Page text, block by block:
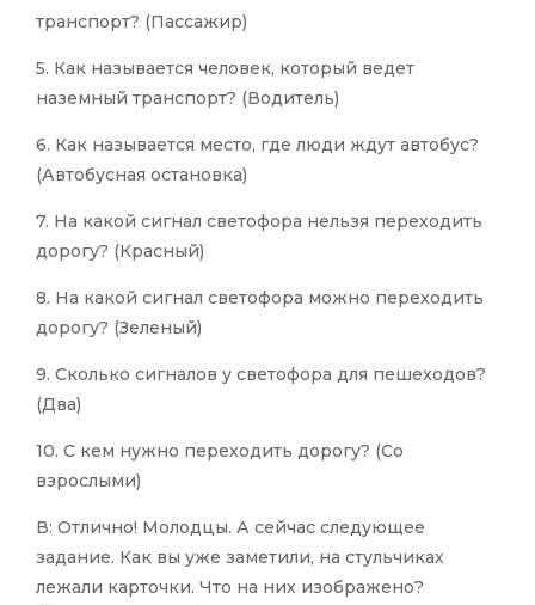
транспорт? (Пассажир)
5. Как называется человек, который ведет
наземный транспорт? (Водитель)
6. Как называется место, где люди ждут автобус?
(Автобусная остановка)
7. На какой сигнал светофора нельзя переходить
дорогу? (Красный)
8. На какой сигнал светофора можно переходить
дорогу? (Зеленый)
9. Сколько сигналов у светофора для пешеходов?
(Два)
10. С кем нужно переходить дорогу? (Со
взрослыми)
В: Отлично! Молодцы. А сейчас следующее
задание. Как вы уже заметили, на стульчиках
лежали карточки. Что на них изображено?